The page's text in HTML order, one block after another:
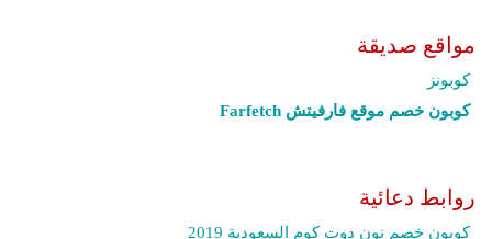
مواقع صديقة
كوبونز
كوبون خصم موقع فارفيتش Farfetch‎
روابط دعائية
كوبون خصم نون دوت كوم السعودية 2019